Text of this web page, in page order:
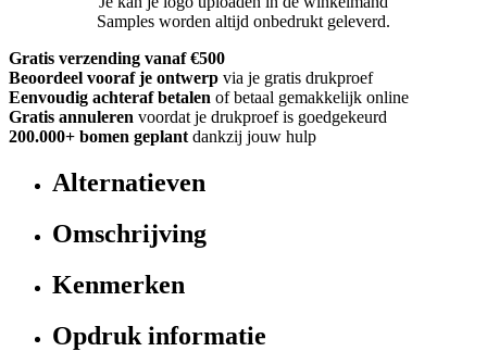
Samples worden altijd onbedrukt geleverd.
Gratis verzending vanaf €500
Beoordeel vooraf je ontwerp via je gratis drukproef
Eenvoudig achteraf betalen of betaal gemakkelijk online
Gratis annuleren voordat je drukproef is goedgekeurd
200.000+ bomen geplant dankzij jouw hulp
Alternatieven
Omschrijving
Kenmerken
Opdruk informatie